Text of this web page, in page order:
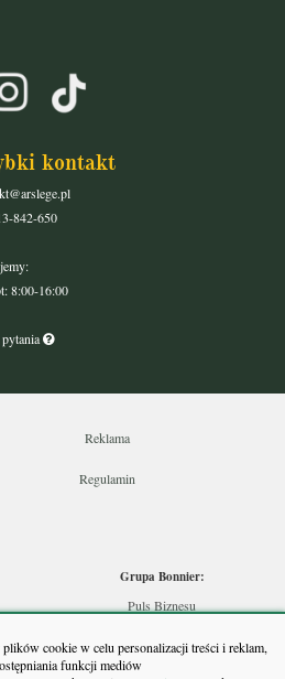
cookie w celu personalizacji treści i reklam,
funkcji mediów
kontakt
842-650
8:00-16:00
Reklama
Regulamin
Grupa Bonnier:
Puls Biznesu
Puls Medycyny